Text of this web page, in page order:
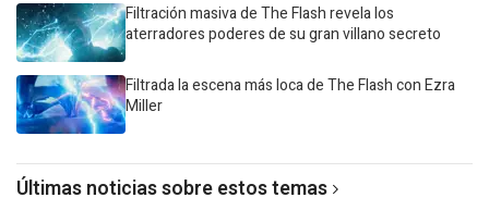
Filtración masiva de The Flash revela los
aterradores poderes de su gran villano secreto
Filtrada la escena más loca de The Flash con Ezra
Miller
Últimas noticias sobre estos temas